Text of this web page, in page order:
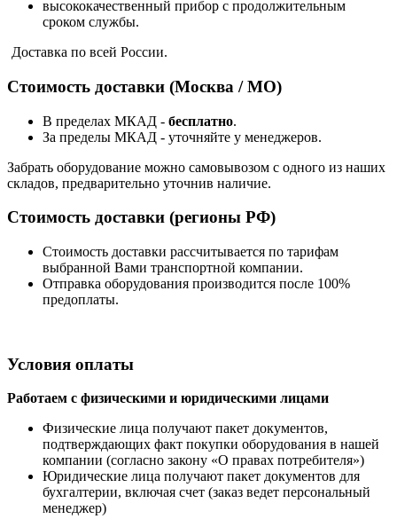
высококачественный прибор с продолжительным
сроком службы.
Доставка по всей России.
Стоимость доставки (Москва / МО)
В пределах МКАД - бесплатно.
За пределы МКАД - уточняйте у менеджеров.
Забрать оборудование можно самовывозом с одного из наших
складов, предварительно уточнив наличие.
Стоимость доставки (регионы РФ)
Стоимость доставки рассчитывается по тарифам
выбранной Вами транспортной компании.
Отправка оборудования производится после 100%
предоплаты.
Условия оплаты
Работаем с физическими и юридическими лицами
Физические лица получают пакет документов,
подтверждающих факт покупки оборудования в нашей
компании (согласно закону «О правах потребителя»)
Юридические лица получают пакет документов для
бухгалтерии, включая счет (заказ ведет персональный
менеджер)